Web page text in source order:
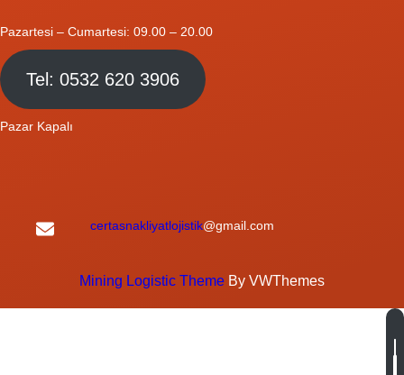
Pazartesi – Cumartesi: 09.00 – 20.00
Tel: 0532 620 3906
Pazar Kapalı
certasnakliyatlojistik@gmail.com
Mining Logistic Theme By VWThemes